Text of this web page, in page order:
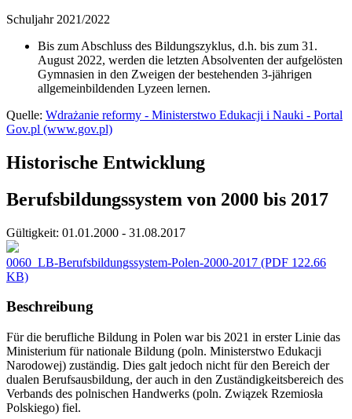
Schuljahr 2021/2022
Bis zum Abschluss des Bildungszyklus, d.h. bis zum 31.
August 2022, werden die letzten Absolventen der aufgelösten
Gymnasien in den Zweigen der bestehenden 3-jährigen
allgemeinbildenden Lyzeen lernen.
Quelle: Wdrażanie reformy - Ministerstwo Edukacji i Nauki - Portal
Gov.pl (www.gov.pl)
Historische Entwicklung
Berufsbildungssystem von 2000 bis 2017
Gültigkeit: 01.01.2000 - 31.08.2017
0060_LB-Berufsbildungssystem-Polen-2000-2017 (PDF 122.66
KB)
Beschreibung
Für die berufliche Bildung in Polen war bis 2021 in erster Linie das
Ministerium für nationale Bildung (poln. Ministerstwo Edukacji
Narodowej) zuständig. Dies galt jedoch nicht für den Bereich der
dualen Berufsausbildung, der auch in den Zuständigkeitsbereich des
Verbands des polnischen Handwerks (poln. Związek Rzemiosła
Polskiego) fiel.